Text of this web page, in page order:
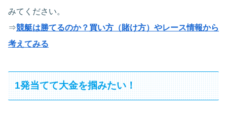
みてください。
⇒競艇は勝てるのか？買い方（賭け方）やレース情報から
考えてみる
1発当てて大金を掴みたい！